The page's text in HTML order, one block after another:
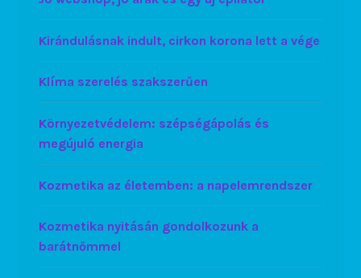
Kirándulásnak indult, cirkon korona lett a vége
Klíma szerelés szakszerűen
Környezetvédelem: szépségápolás és
megújuló energia
Kozmetika az életemben: a napelemrendszer
Kozmetika nyitásán gondolkozunk a
barátnőmmel